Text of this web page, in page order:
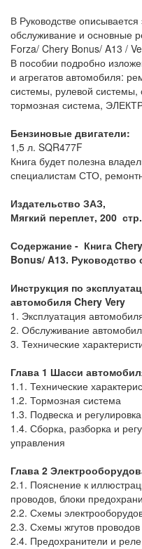
В Руководстве
обслуживание и основные
Forza/ Chery Bonus/ A13 /
В пособии подробно
и агрегатов автомобиля:
системы, рулевой системы,
тормозная система,
Бензиновые двигатели:
1,5 л. SQR477F
Книга будет полезна
специалистам СТО,
Издательство ЗАЗ,
Мягкий переплет, 200 стр.
Содержание - Книга
Bonus/ A13. Руководство
Инструкция по
автомобиля Chery Very
1. Эксплуатация
2. Обслуживание
3. Технические
Глава 1 Шасси
1.1. Технические
1.2. Тормозная система
1.3. Подвеска и
1.4. Сборка, разборка и
управления
Глава 2
2.1. Пояснение к
проводов, блоки
2.2. Схемы
2.3. Схемы жгутов проводов
2.4. Предохранители и реле